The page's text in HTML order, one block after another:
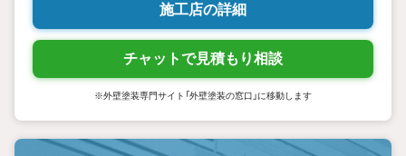
施工店の詳細
チャットで見積もり相談
※外壁塗装専門サイト「外壁塗装の窓口」に移動します